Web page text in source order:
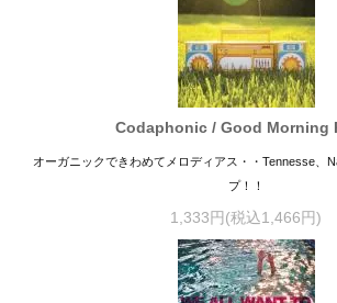
Codaphonic / Good Morning
オーガニックできわめてメロディアス・・Tennesse、
プ！！
1,333円(税込1,466円)